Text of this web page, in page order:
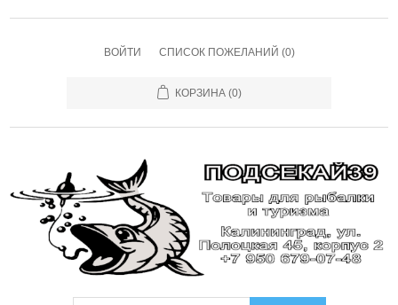
ВОЙТИ СПИСОК ПОЖЕЛАНИЙ (0)
КОРЗИНА (0)